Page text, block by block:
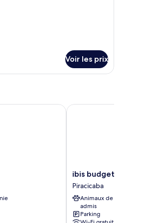
Voir les prix
ibis
budget
Piracicaba
Piracicaba
ibis budget
Piracicaba
Animaux de compagnie
admis
Parking
ibis budget Piracicaba